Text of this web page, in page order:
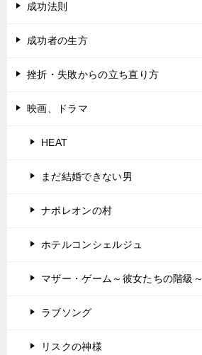
成功法則
成功者の生方
挫折・失敗からの立ち直り方
映画、ドラマ
HEAT
まだ結婚できない男
ナポレオンの村
ホテルコンシェルジュ
マザー・ゲーム～彼女たちの階級～
ラブソング
リスクの神様